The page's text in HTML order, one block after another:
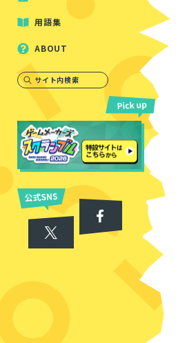
用語集
ABOUT
サイト内検索